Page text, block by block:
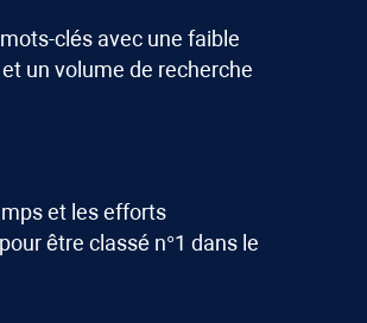
clés avec une faible
un volume de recherche
et les efforts
être classé n°1 dans le